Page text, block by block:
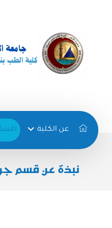
عن الكلية
نبذة عن قسم